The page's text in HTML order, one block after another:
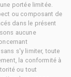
portée limitée.
ou composant de
dans le présent
aucune
s'y limiter, toute
la conformité à
ou tout